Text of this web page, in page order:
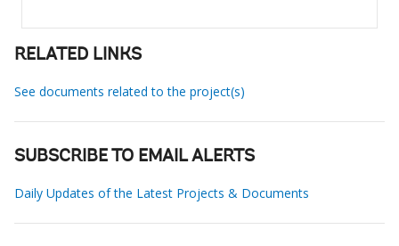
RELATED LINKS
See documents related to the project(s)
SUBSCRIBE TO EMAIL ALERTS
Daily Updates of the Latest Projects & Documents